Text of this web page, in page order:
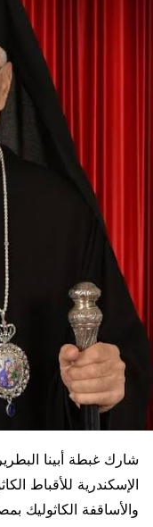
شارك غبطة أبينا
الإسكندرية للأقباط
والأساقفة الكاثوليك